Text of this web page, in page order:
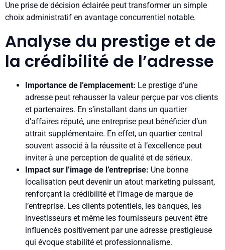
Une prise de décision éclairée peut transformer un simple
choix administratif en avantage concurrentiel notable.
Analyse du prestige et de
la crédibilité de l’adresse
Importance de l’emplacement: Le prestige d’une
adresse peut rehausser la valeur perçue par vos clients
et partenaires. En s’installant dans un quartier
d’affaires réputé, une entreprise peut bénéficier d’un
attrait supplémentaire. En effet, un quartier central
souvent associé à la réussite et à l’excellence peut
inviter à une perception de qualité et de sérieux.
Impact sur l’image de l’entreprise: Une bonne
localisation peut devenir un atout marketing puissant,
renforçant la crédibilité et l’image de marque de
l’entreprise. Les clients potentiels, les banques, les
investisseurs et même les fournisseurs peuvent être
influencés positivement par une adresse prestigieuse
qui évoque stabilité et professionnalisme.